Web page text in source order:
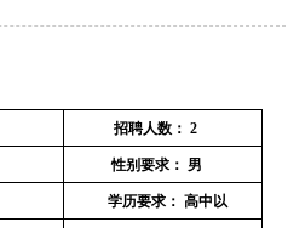
招聘人数： 2
性别要求： 男
学历要求： 高中以